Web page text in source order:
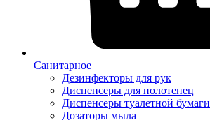
Санитарное
Дезинфекторы для рук
Диспенсеры для полотенец
Диспенсеры туалетной бумаги
Дозаторы мыла